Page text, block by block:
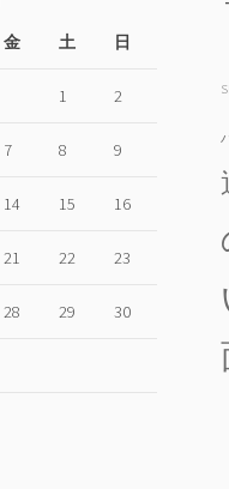
金 土 日
1 2
7 8 9
14 15 16
21 22 23
28 29 30